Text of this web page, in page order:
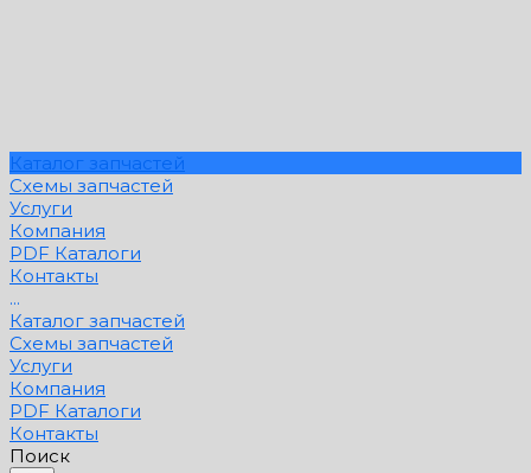
Каталог запчастей
Схемы запчастей
Услуги
Компания
PDF Каталоги
Контакты
...
Каталог запчастей
Схемы запчастей
Услуги
Компания
PDF Каталоги
Контакты
Поиск